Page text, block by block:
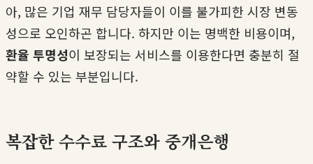
아, 많은 기업 재무 담당자들이 이를 불가피한 시장 변동
성으로 오인하곤 합니다. 하지만 이는 명백한 비용이며,
환율 투명성이 보장되는 서비스를 이용한다면 충분히 절
약할 수 있는 부분입니다.
복잡한 수수료 구조와 중개은행